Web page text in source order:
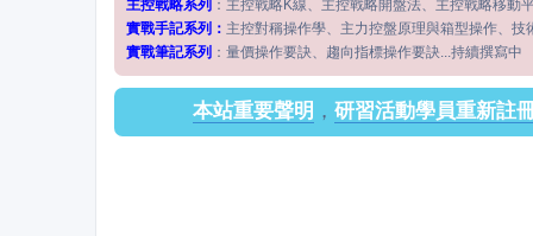
主控戰略系列 ：主控戰略K線、主控戰略開盤法、主控戰略移
實戰手記系列： 主控對稱操作學、主力控盤原理與箱型操作、
實戰筆記系列 ：量價操作要訣、趨向指標操作要訣...持續撰寫中
本站重要聲明 ， 研習活動學員重新註